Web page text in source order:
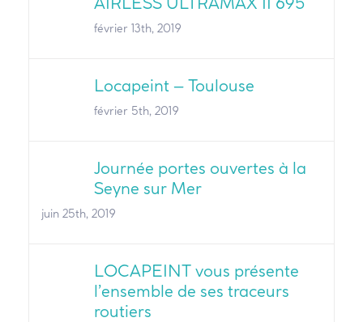
février 13th, 2019
Locapeint – Toulouse
février 5th, 2019
Journée portes ouvertes à la
Seyne sur Mer
juin 25th, 2019
LOCAPEINT vous présente
l’ensemble de ses traceurs
routiers